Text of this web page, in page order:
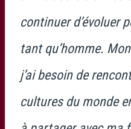
continuer d’évoluer
tant qu’homme.
j’ai besoin de
cultures du monde